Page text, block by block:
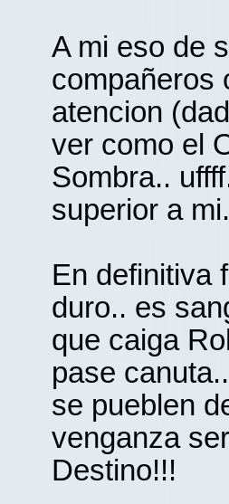
A mi eso de
compañeros
atencion
ver como el
Sombra..
superior a
En definitiva
duro.. es
que caiga
pase
se pueblen
venganza
Destino!!!